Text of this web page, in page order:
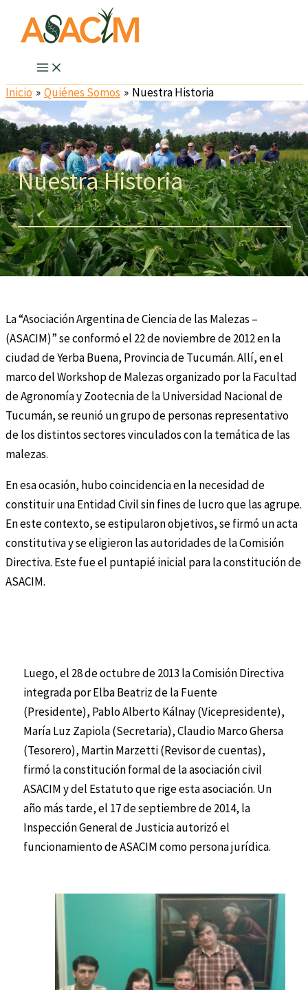
Inicio Quiénes Somos Nuestra Historia
Nuestra Historia
La “Asociación Argentina de Ciencia de las Malezas –
(ASACIM)” se conformó el 22 de noviembre de 2012 en la
ciudad de Yerba Buena, Provincia de Tucumán. Allí, en el
marco del Workshop de Malezas organizado por la Facultad
de Agronomía y Zootecnia de la Universidad Nacional de
Tucumán, se reunió un grupo de personas representativo
de los distintos sectores vinculados con la temática de las
malezas.
En esa ocasión, hubo coincidencia en la necesidad de
constituir una Entidad Civil sin fines de lucro que las agrupe.
En este contexto, se estipularon objetivos, se firmó un acta
constitutiva y se eligieron las autoridades de la Comisión
Directiva. Este fue el puntapié inicial para la constitución de
ASACIM.
Luego, el 28 de octubre de 2013 la Comisión Directiva
integrada por Elba Beatriz de la Fuente
(Presidente), Pablo Alberto Kálnay (Vicepresidente),
María Luz Zapiola (Secretaria), Claudio Marco Ghersa
(Tesorero), Martin Marzetti (Revisor de cuentas),
firmó la constitución formal de la asociación civil
ASACIM y del Estatuto que rige esta asociación. Un
año más tarde, el 17 de septiembre de 2014, la
Inspección General de Justicia autorizó el
funcionamiento de ASACIM como persona jurídica.